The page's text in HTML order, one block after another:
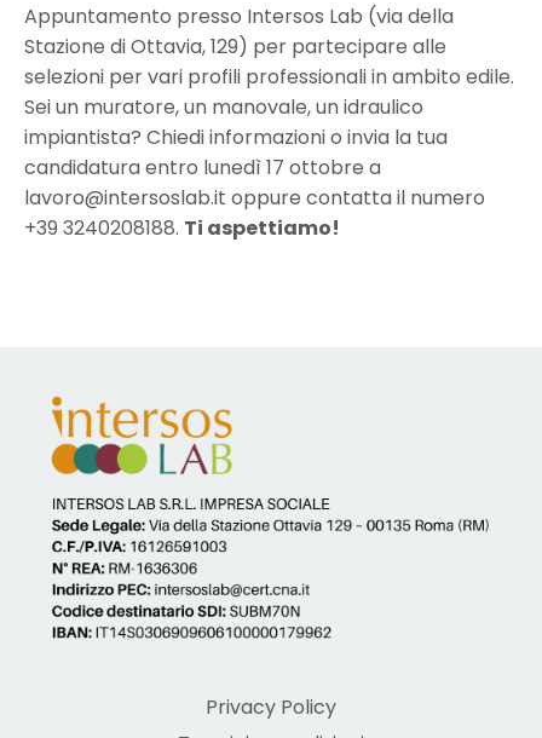
Appuntamento presso Intersos Lab (via della
Stazione di Ottavia, 129) per partecipare alle
selezioni per vari profili professionali in ambito edile.
Sei un muratore, un manovale, un idraulico
impiantista? Chiedi informazioni o invia la tua
candidatura entro lunedì 17 ottobre a
lavoro@intersoslab.it oppure contatta il numero
+39 3240208188. Ti aspettiamo!
Privacy Policy